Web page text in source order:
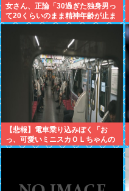
女さん、正論「30過ぎた独身男っ
て20くらいのまま精神年齢が止ま
っていて気持ち悪い」話題にwww
【悲報】電車乗り込みぼく「お
っ、可愛いミニスカＯＬちゃんの
隣あいてんじゃん！座ったろ！」